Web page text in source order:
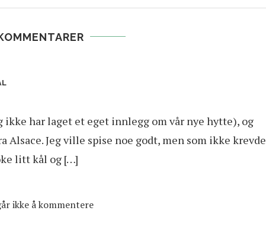
har laget et eget innlegg om vår nye hytte), og
Alsace. Jeg ville spise noe godt, men som ikke krevde
litt kål og […]
ikke å kommentere